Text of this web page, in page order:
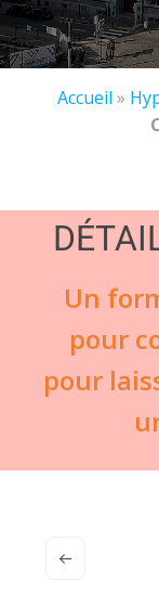
Accueil »
Un
pour
pour